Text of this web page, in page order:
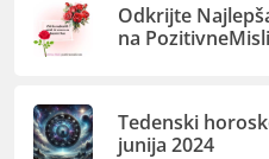
Odkrijte
na
Tedenski
junija 2024